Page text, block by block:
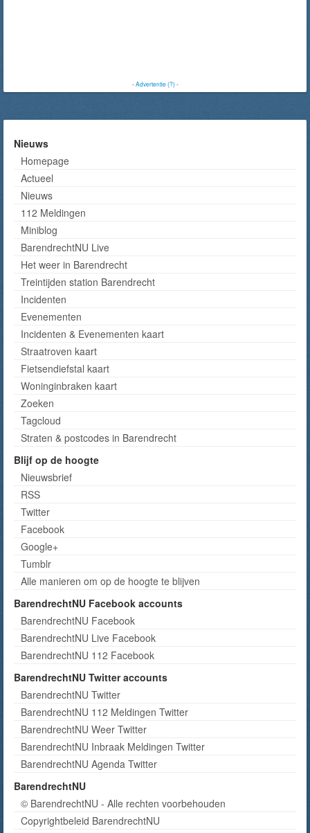
-Advertentie (?)-
Nieuws
Homepage
Actueel
Nieuws
112 Meldingen
Miniblog
BarendrechtNU Live
Het weer in Barendrecht
Treintijden station Barendrecht
Incidenten
Evenementen
Incidenten & Evenementen kaart
Straatroven kaart
Fietsendiefstal kaart
Woninginbraken kaart
Zoeken
Tagcloud
Straten & postcodes in Barendrecht
Blijf op de hoogte
Nieuwsbrief
RSS
Twitter
Facebook
Google+
Tumblr
Alle manieren om op de hoogte te blijven
BarendrechtNU Facebook accounts
BarendrechtNU Facebook
BarendrechtNU Live Facebook
BarendrechtNU 112 Facebook
BarendrechtNU Twitter accounts
BarendrechtNU Twitter
BarendrechtNU 112 Meldingen Twitter
BarendrechtNU Weer Twitter
BarendrechtNU Inbraak Meldingen Twitter
BarendrechtNU Agenda Twitter
BarendrechtNU
© BarendrechtNU - Alle rechten voorbehouden
Copyrightbeleid BarendrechtNU